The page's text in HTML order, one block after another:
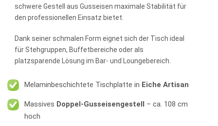
schwere Gestell aus Gusseisen maximale Stabilität für
den professionellen Einsatz bietet.
Dank seiner schmalen Form eignet sich der Tisch ideal
für Stehgruppen, Buffetbereiche oder als
platzsparende Lösung im Bar- und Loungebereich.
Melaminbeschichtete Tischplatte in Eiche Artisan
Massives Doppel-Gusseisengestell – ca. 108 cm
hoch